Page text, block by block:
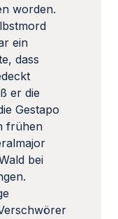
worden.
ein
dass
er die
Gestapo
frühen
bei